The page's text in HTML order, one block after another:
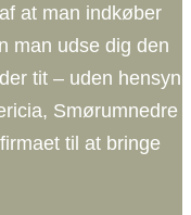
at man indkøber
man udse dig den
tit – uden hensyn
Smørumnedre
til at bringe